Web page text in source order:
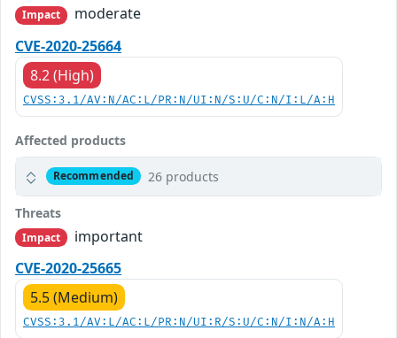
Impact
moderate
CVE-2020-25664
8.2 (High)
CVSS:3.1/AV:N/AC:L/PR:N/UI:N/S:U/C:N/I:L/A:H
Affected products
Recommended 26 products
Threats
Impact
important
CVE-2020-25665
5.5 (Medium)
CVSS:3.1/AV:L/AC:L/PR:N/UI:R/S:U/C:N/I:N/A:H